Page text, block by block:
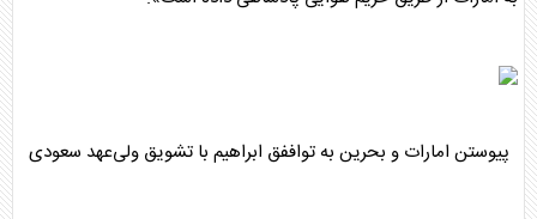
پیوستن امارات و بحرین به تواففق ابراهیم با تشویق ولی‌عهد سعودی